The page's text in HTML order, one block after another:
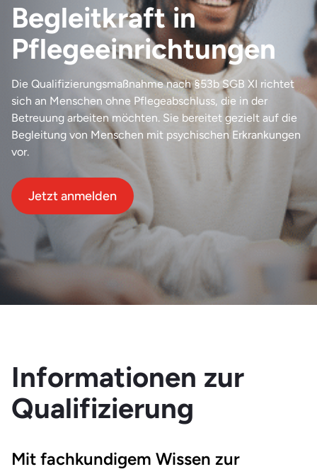
Begleitkraft in
Pflegeeinrichtungen
Die Qualifizierungsmaßnahme nach §53b SGB XI richtet
sich an Menschen ohne Pflegeabschluss, die in der
Betreuung arbeiten möchten. Sie bereitet gezielt auf die
Begleitung von Menschen mit psychischen Erkrankungen
vor.
Jetzt anmelden
Informationen zur
Qualifizierung
Mit fachkundigem Wissen zur